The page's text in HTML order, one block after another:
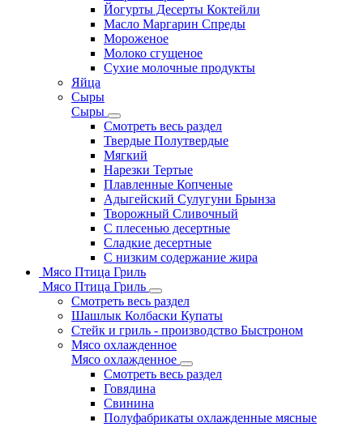
Йогурты Десерты Коктейли
Масло Маргарин Спреды
Мороженое
Молоко сгущеное
Сухие молочные продукты
Яйца
Сыры
Сыры
Смотреть весь раздел
Твердые Полутвердые
Мягкий
Нарезки Тертые
Плавленные Копченые
Адыгейский Сулугуни Брынза
Творожный Сливочный
С плесенью десертные
Сладкие десертные
С низким содержание жира
Мясо Птица Гриль
Мясо Птица Гриль
Смотреть весь раздел
Шашлык Колбаски Купаты
Стейк и гриль - производство Быстроном
Мясо охлажденное
Мясо охлажденное
Смотреть весь раздел
Говядина
Свинина
Полуфабрикаты охлажденные мясные